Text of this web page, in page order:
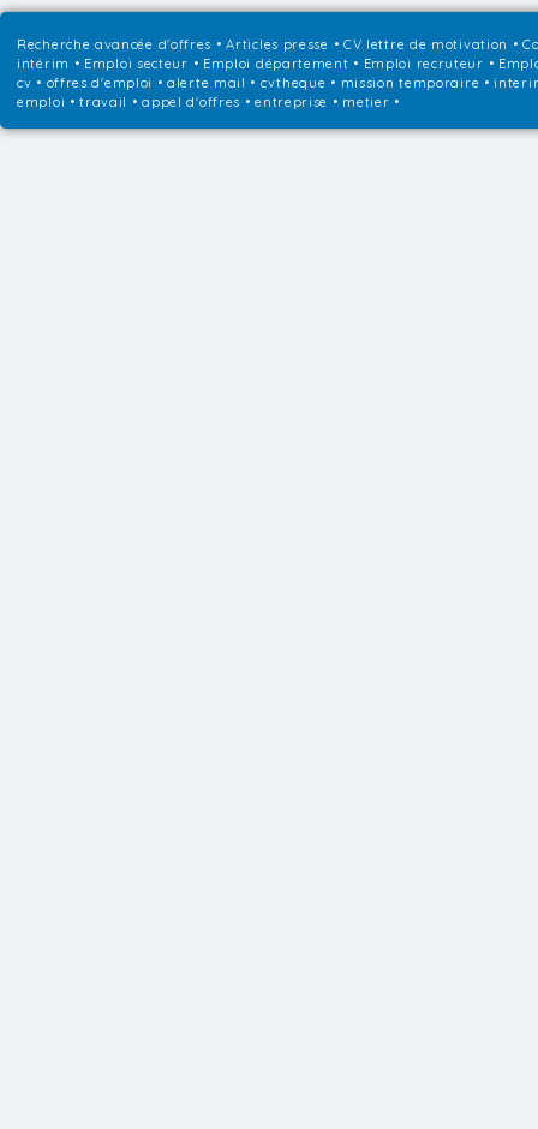
Recherche avancée d'offres •Articles presse • CV lettre de motivation •
intérim • Emploi secteur • Emploi département • Emploi recruteur •
cv • offres d'emploi • alerte mail • cvtheque • mission temporaire •
emploi • travail • appel d'offres • entreprise • metier •